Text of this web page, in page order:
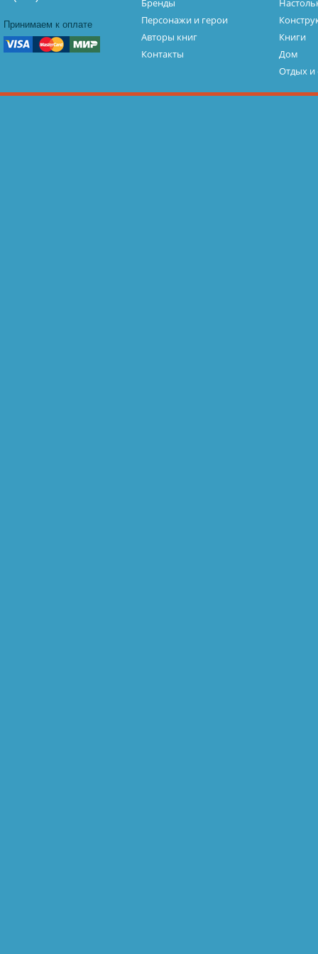
Принимаем к оплате
Бренды
Персонажи и герои
Авторы книг
Контакты
Книги
Дом
Отдых и